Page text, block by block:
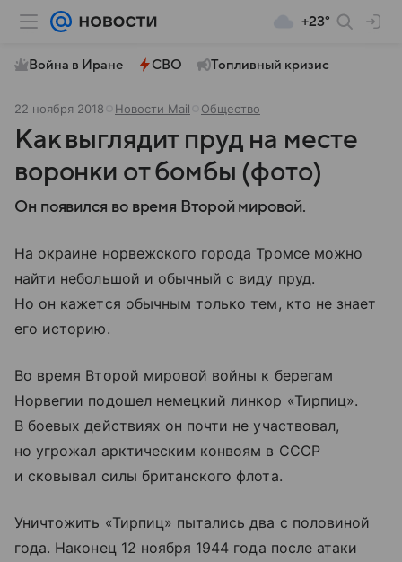
+23°
Война в Иране СВО Топливный кризис
22 ноября 2018 Новости Mail Общество
Как выглядит пруд на месте
воронки от бомбы (фото)
Он появился во время Второй мировой.
На окраине норвежского города Тромсе можно
найти небольшой и обычный с виду пруд.
Но он кажется обычным только тем, кто не знает
его историю.
Во время Второй мировой войны к берегам
Норвегии подошел немецкий линкор «Тирпиц».
В боевых действиях он почти не участвовал,
но угрожал арктическим конвоям в СССР
и сковывал силы британского флота.
Уничтожить «Тирпиц» пытались два с половиной
года. Наконец 12 ноября 1944 года после атаки